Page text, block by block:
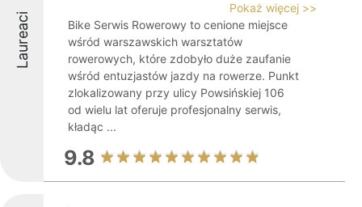
Laureaci
Pokaż więcej >>
Bike Serwis Rowerowy to cenione miejsce
wśród warszawskich warsztatów
rowerowych, które zdobyło duże zaufanie
wśród entuzjastów jazdy na rowerze. Punkt
zlokalizowany przy ulicy Powsińskiej 106
od wielu lat oferuje profesjonalny serwis,
kładąc ...
9.8